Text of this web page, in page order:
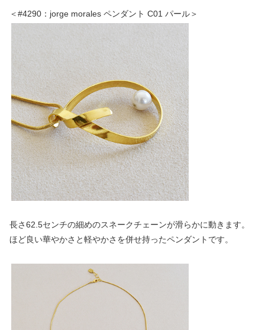
＜#4290：jorge morales ペンダント C01 パール＞
長さ62.5センチの細めのスネークチェーンが滑らかに動きます。
ほど良い華やかさと軽やかさを併せ持ったペンダントです。